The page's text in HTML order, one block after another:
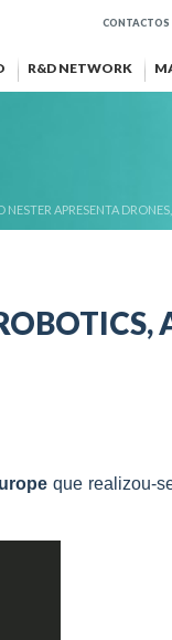
R&D NETWORK
CONTACTOS
NESTER APRESENTA
que realizou-